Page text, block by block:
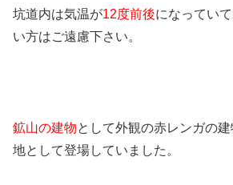
坑道内は気温が12度前後になってい
い方はご遠慮下さい。
鉱山の建物として外観の赤レンガの
地として登場していました。